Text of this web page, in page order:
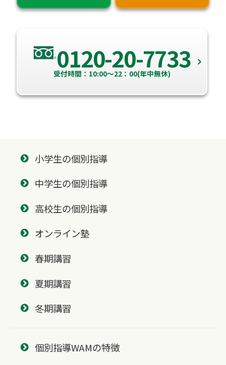
0120-20-7733
受付時間：10:00～22：00(年中無休)
小学生の個別指導
中学生の個別指導
高校生の個別指導
オンライン塾
春期講習
夏期講習
冬期講習
個別指導WAMの特徴